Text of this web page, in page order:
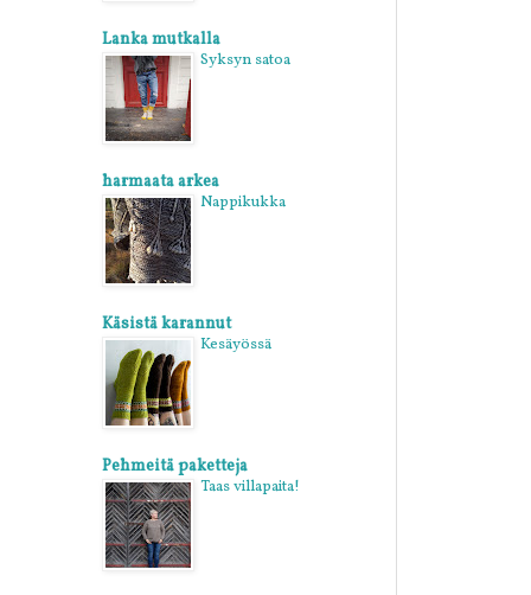
Lanka mutkalla
Syksyn satoa
harmaata arkea
Nappikukka
Käsistä karannut
Kesäyössä
Pehmeitä paketteja
Taas villapaita!